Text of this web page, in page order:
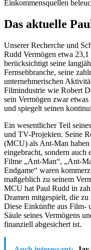
Einkommensquellen
Das aktuelle
Unserer Recherche und
Rudd Vermögen etwa
berücksichtigt seine
Fernsehbranche, seine
unternehmerischen
Filmindustrie wie Robert
sein Vermögen zwar
und spiegelt seinen
Ein wesentlicher Teil
und TV-Projekten. Seine
(MCU) als Ant-Man
eingebracht, sondern
Filme „Ant-Man“, „Ant-
Endgame“ waren
maßgeblich zu seinem
MCU hat Paul Rudd in
Dramen mitgespielt, die zu
Diese Einkünfte aus Film-
Säule seines Vermögens
finanziell abgesichert ist.